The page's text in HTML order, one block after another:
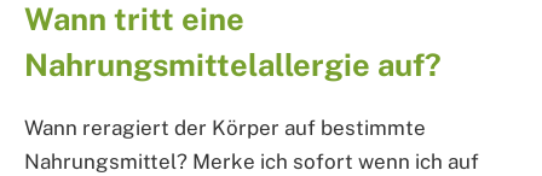
Wann tritt eine
Nahrungsmittelallergie auf?
Wann reragiert der Körper auf bestimmte
Nahrungsmittel? Merke ich sofort wenn ich auf